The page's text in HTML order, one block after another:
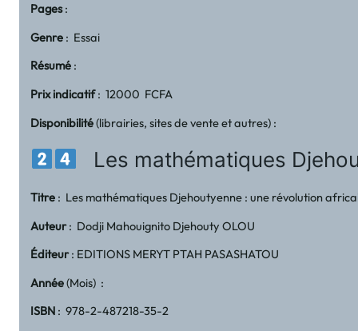
Pages:
Genre : Essai
Résumé :
Prix indicatif: 12000 FCFA
Disponibilité(librairies, sites de vente et autres) :
Les mathématiques
Titre : Les mathématiques Djehoutyenne : une révolution
Auteur: Dodji Mahouignito Djehouty OLOU
Éditeur: EDITIONS MERYT PTAH PASASHATOU
Année(Mois) :
ISBN : 978-2-487218-35-2